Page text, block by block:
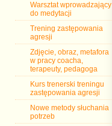
Warsztat wprowadzający
do medytacji
Trening zastępowania
agresji
Zdjęcie, obraz, metafora
w pracy coacha,
terapeuty, pedagoga
Kurs trenerski treningu
zastępowania agresji
Nowe metody słuchania
potrzeb